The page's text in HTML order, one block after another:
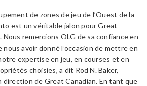
de zones de jeu de l’Ouest de la
est un véritable jalon pour Great
Nous remercions OLG de sa confiance en
avoir donné l’occasion de mettre en
expertise en jeu, en courses et en
choisies, a dit Rod N. Baker,
de Great Canadian. En tant que